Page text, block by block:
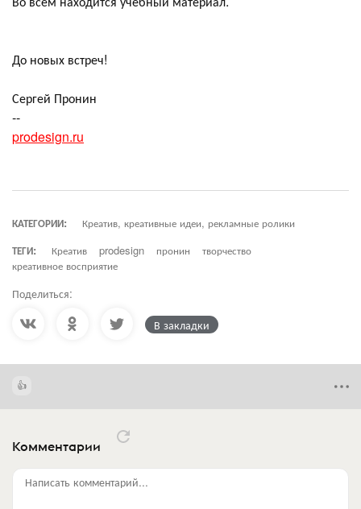
До новых встреч!
Сергей Пронин
--
prodesign.ru
КАТЕГОРИИ:
Креатив, креативные идеи, рекламные ролики
ТЕГИ:
Креатив prodesign пронин
творчество
креативное восприятие
Поделиться:
В закладки
Комментарии
Написать комментарий...